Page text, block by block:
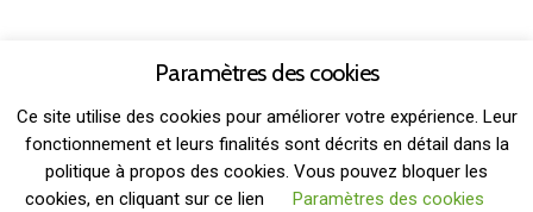
THEME: GRIDSBY BY MODERNTHEMES.NET
Paramètres des cookies
Ce site utilise des cookies pour améliorer votre expérience. Leur
fonctionnement et leurs finalités sont décrits en détail dans la
politique à propos des cookies. Vous pouvez bloquer les
cookies, en cliquant sur ce lien
Paramètres des cookies